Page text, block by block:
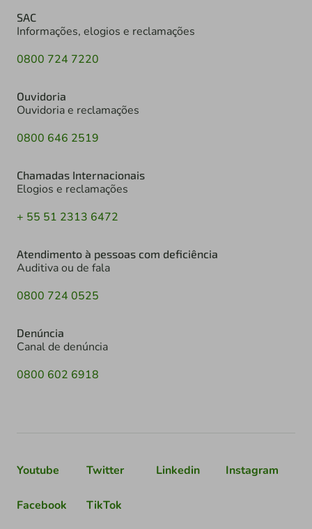
SAC
Informações, elogios e reclamações
0800 724 7220
Ouvidoria
Ouvidoria e reclamações
0800 646 2519
Chamadas Internacionais
Elogios e reclamações
+ 55 51 2313 6472
Atendimento à pessoas com deficiência
Auditiva ou de fala
0800 724 0525
Denúncia
Canal de denúncia
0800 602 6918
Youtube Twitter Linkedin Instagram
Facebook TikTok